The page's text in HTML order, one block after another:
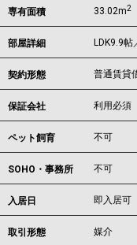
専有面積 33.02m2
部屋詳細 LDK9.9
契約形態 普通賃貸
保証会社 利用必須
ペット飼育 不可
SOHO・事務所 不可
入居日 即入居可
取引形態 媒介